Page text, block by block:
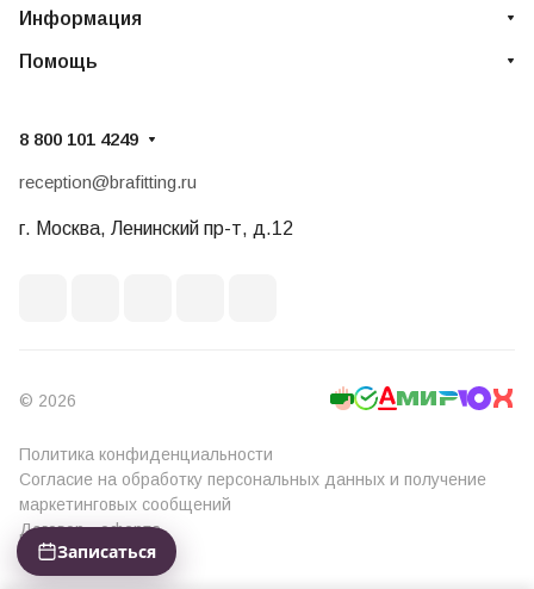
Информация
Помощь
8 800 101 4249
reception@brafitting.ru
г. Москва, Ленинский пр-т, д.12
© 2026
Политика конфиденциальности
Согласие на обработку персональных данных и получение
маркетинговых сообщений
Договор - оферта
Записаться